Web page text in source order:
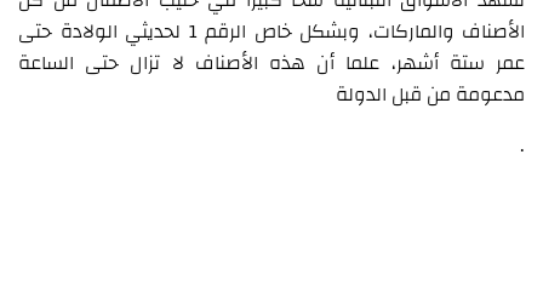
الأصناف والماركات، وبشكل خاص الرقم 1 لحديثي الولادة حتى
عمر ستة أشهر، علما أن هذه الأصناف لا تزال حتى الساعة
مدعومة من قبل الدولة
.